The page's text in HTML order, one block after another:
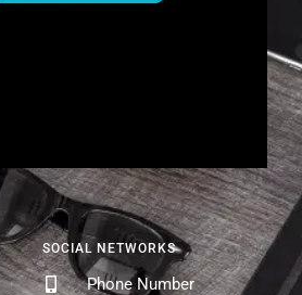
SOCIAL NETWORKS
Phone Number